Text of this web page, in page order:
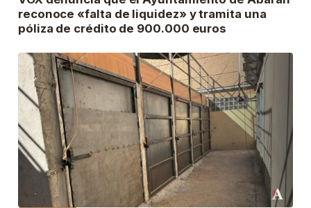
reconoce «falta de liquidez» y tramita una
póliza de crédito de 900.000 euros